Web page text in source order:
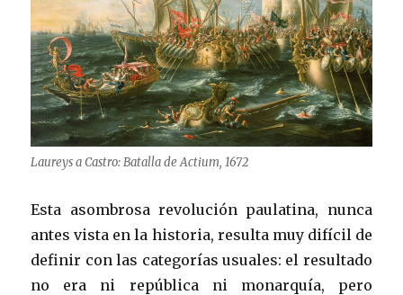
Laureys a Castro: Batalla de Actium, 1672
Esta asombrosa revolución paulatina, nunca
antes vista en la historia, resulta muy difícil de
definir con las categorías usuales: el resultado
no era ni república ni monarquía, pero